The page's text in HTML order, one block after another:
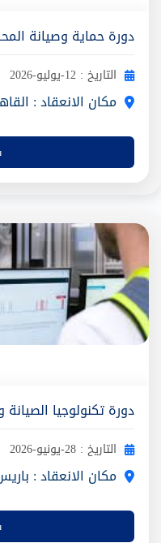
دورة حماية وصيانة
التاريخ : 12-يوليو-2026
مكان الانعقاد :
دورة تكنولوجيا
التاريخ : 28-يونيو-2026
مكان الانعقاد :